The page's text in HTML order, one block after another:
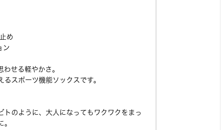
め
ン
わせる軽やかさ。
るスポーツ機能ソックスです。
トのように、大人になってもワクワクをまっ
。